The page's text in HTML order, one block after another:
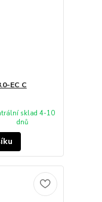
EC C
sklad 4-10
dnů